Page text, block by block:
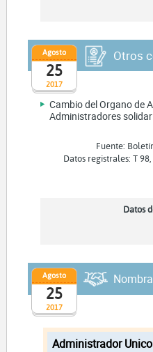
2017
Agosto
25
Otros
Cambio del Organo de
Administradores
Fuente:
Datos registrales: T
Datos
2017
Agosto
25
Administrador Unico